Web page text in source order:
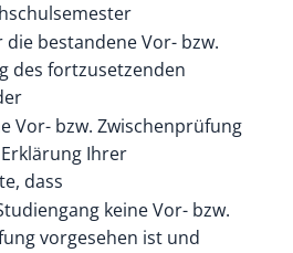
die bestandene Vor- bzw.
des fortzusetzenden
Vor- bzw. Zwischenprüfung
Ihrer
dass
keine Vor- bzw.
vorgesehen ist und